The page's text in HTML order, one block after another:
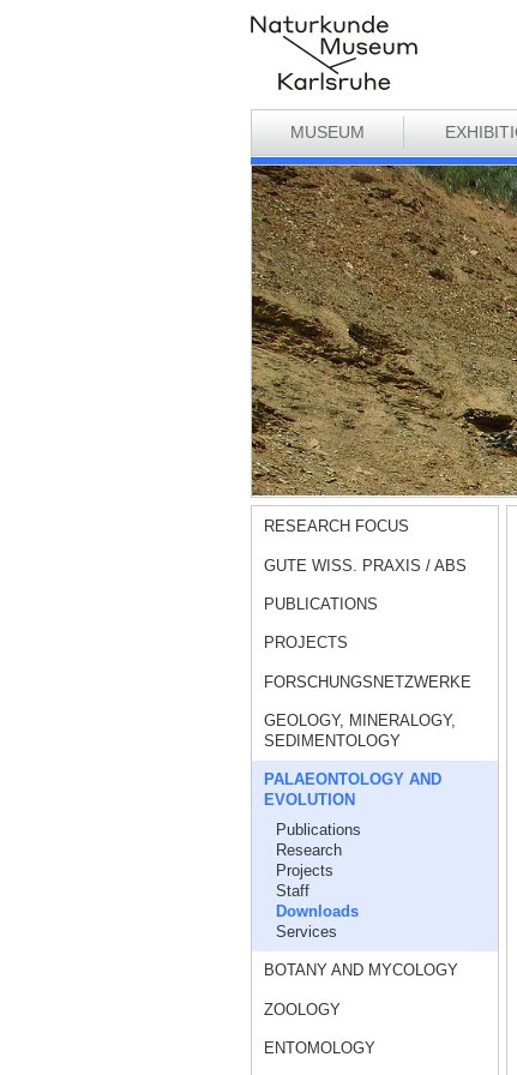
MUSEUM
RESEARCH FOCUS
GUTE WISS. PRAXIS / ABS
PUBLICATIONS
PROJECTS
FORSCHUNGSNETZWERKE
GEOLOGY, MINERALOGY,
SEDIMENTOLOGY
PALAEONTOLOGY AND
EVOLUTION
Publications
Research
Projects
Staff
Downloads
Services
BOTANY AND MYCOLOGY
ZOOLOGY
ENTOMOLOGY